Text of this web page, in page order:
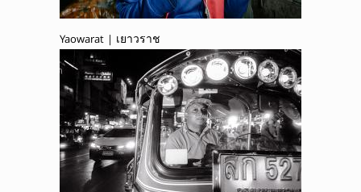
Yaowarat | เยาวราช